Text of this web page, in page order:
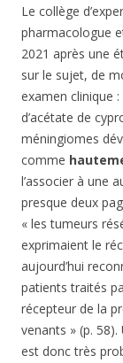
Le collège
pharmacologue
2021 après une
sur le sujet, de
examen clinique :
d’acétate de
méningiomes
comme
l’associer à une
presque deux
« les tumeurs
exprimaient le
aujourd’hui
patients traités
récepteur de la
venants » (p. 58).
est donc très